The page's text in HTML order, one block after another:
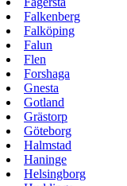
Falkenberg
Falköping
Falun
Flen
Forshaga
Gnesta
Gotland
Grästorp
Göteborg
Halmstad
Haninge
Helsingborg